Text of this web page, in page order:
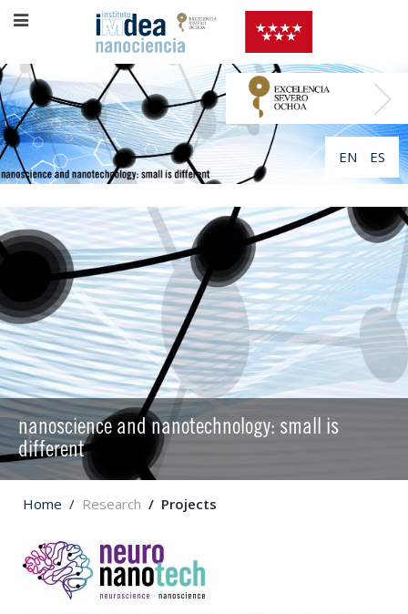
EN ES
nanoscience and nanotechnology: small is
different
Home Research Projects